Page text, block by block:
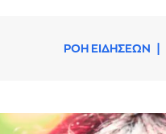
ΡΟΗ ΕΙΔΗΣΕΩΝ